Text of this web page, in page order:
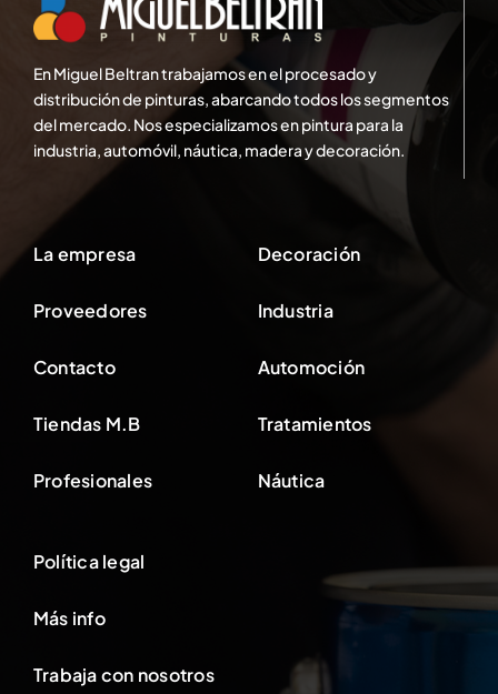
En Miguel Beltran trabajamos en el procesado y
distribución de pinturas, abarcando todos los segmentos
del mercado. Nos especializamos en pintura para la
industria, automóvil, náutica, madera y decoración.
La empresa
Proveedores
Contacto
Tiendas M.B
Profesionales
Decoración
Industria
Automoción
Tratamientos
Náutica
Política legal
Más info
Trabaja con nosotros